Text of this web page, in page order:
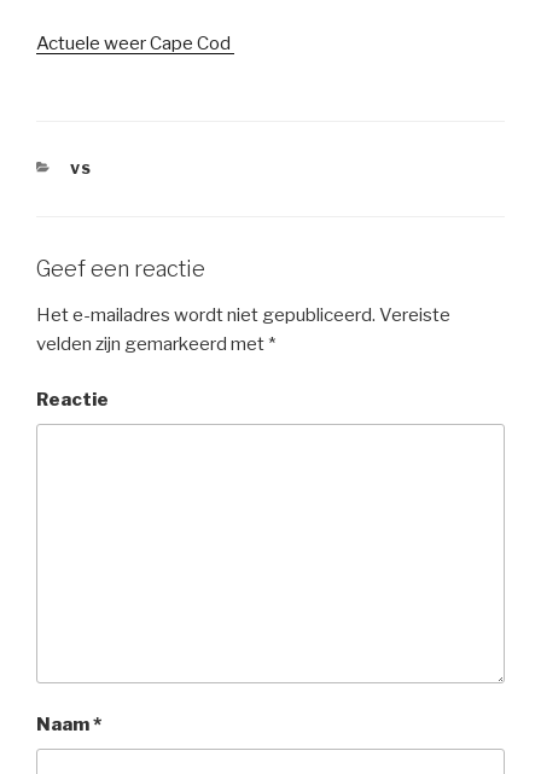
Actuele weer Cape Cod
CATEGORIEËN
VS
Geef een reactie
Het e-mailadres wordt niet gepubliceerd. Vereiste
velden zijn gemarkeerd met *
Reactie
Naam*